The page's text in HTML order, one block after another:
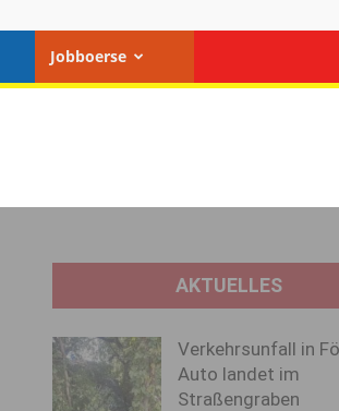
Jobboerse
AKTUELLES
Verkehrsunfall in
Auto landet im
Straßengraben